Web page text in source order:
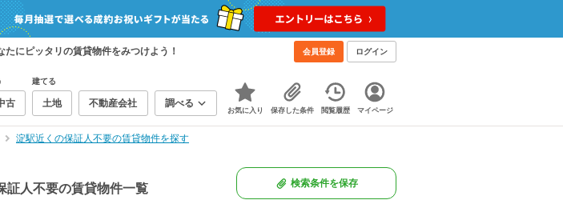
にピッタリの賃貸物件をみつけよう！ 会員登録 ログイン
古
建てる
土地 不動産会社 調べる
お気に入り 保存した条件 閲覧履歴 マイページ
淀駅近くの保証人不要の賃貸物件を探す
証人不要の賃貸物件一覧 検索条件を保存